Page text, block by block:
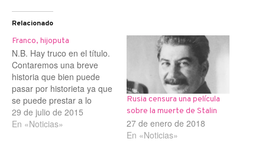
Relacionado
Franco, hijoputa
N.B. Hay truco en el título.
Contaremos una breve
historia que bien puede
pasar por historieta ya que
se puede prestar a lo
tragicómico siendo, como
es, real y verídico lo que
29 de julio de 2015
En «Noticias»
Rusia censura una película
sobre la muerte de Stalin
27 de enero de 2018
En «Noticias»